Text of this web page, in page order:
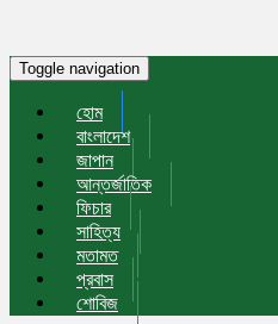
Toggle navigation
হোম
বাংলাদেশ
জাপান
আন্তর্জাতিক
ফিচার
সাহিত্য
মতামত
প্রবাস
শোবিজ